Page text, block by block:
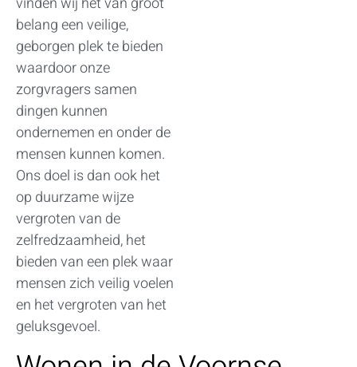
belang een veilige,
geborgen plek te bieden
waardoor onze
zorgvragers samen
dingen kunnen
ondernemen en onder de
mensen kunnen komen.
Ons doel is dan ook het
op duurzame wijze
vergroten van de
zelfredzaamheid, het
bieden van een plek waar
mensen zich veilig voelen
en het vergroten van het
geluksgevoel.